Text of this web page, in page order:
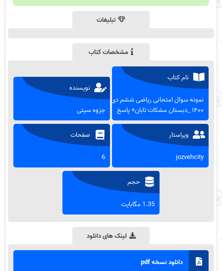
تبلیغات
مشخصات کتاب
نام کتاب
نمونه سوال امتحانی ریاضی ششم دی
۱۴۰۰ _دبستان مشکات تابان+ پاسخ
نویسنده
جزوه سیتی
ویراستار
jozvehcity
صفحات
6
حجم
1.35 مگابایت
لینک های دانلود
دانلود نسخه pdf